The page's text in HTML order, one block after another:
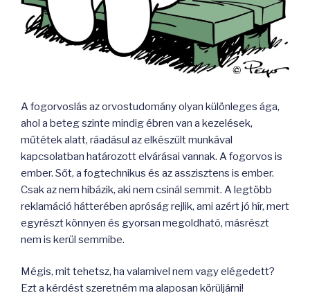
A fogorvoslás az orvostudomány olyan különleges ága,
ahol a beteg szinte mindig ébren van a kezelések,
műtétek alatt, ráadásul az elkészült munkával
kapcsolatban határozott elvárásai vannak. A fogorvos is
ember. Sőt, a fogtechnikus és az asszisztens is ember.
Csak az nem hibázik, aki nem csinál semmit. A legtöbb
reklamáció hátterében apróság rejlik, ami azért jó hír, mert
egyrészt könnyen és gyorsan megoldható, másrészt
nem is kerül semmibe.
Mégis, mit tehetsz, ha valamivel nem vagy elégedett?
Ezt a kérdést szeretném ma alaposan körüljárni!